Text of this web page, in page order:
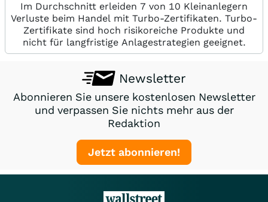
Im Durchschnitt erleiden 7 von 10 Kleinanlegern
Verluste beim Handel mit Turbo-Zertifikaten. Turbo-
Zertifikate sind hoch risikoreiche Produkte und
nicht für langfristige Anlagestrategien geeignet.
Newsletter
Abonnieren Sie unsere kostenlosen Newsletter
und verpassen Sie nichts mehr aus der
Redaktion
Jetzt abonnieren!